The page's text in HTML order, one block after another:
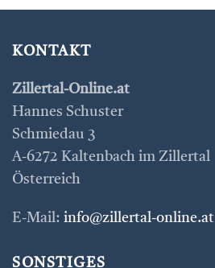
KONTAKT
Zillertal-Online.at
Hannes Schuster
Schmiedau 3
A-6272 Kaltenbach im Zillertal
Österreich
E-Mail: info@zillertal-online.at
SONSTIGES